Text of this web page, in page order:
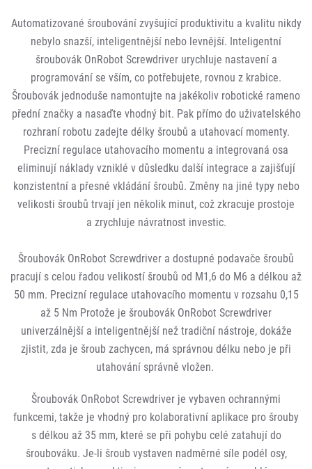
Automatizované šroubování zvyšující produktivitu a kvalitu nikdy
nebylo snazší, inteligentnější nebo levnější. Inteligentní
šroubovák OnRobot Screwdriver urychluje nastavení a
programování se vším, co potřebujete, rovnou z krabice.
Šroubovák jednoduše namontujte na jakékoliv robotické rameno
přední značky a nasaďte vhodný bit. Pak přímo do uživatelského
rozhraní robotu zadejte délky šroubů a utahovací momenty.
Precizní regulace utahovacího momentu a integrovaná osa
eliminují náklady vzniklé v důsledku další integrace a zajišťují
konzistentní a přesné vkládání šroubů. Změny na jiné typy nebo
velikosti šroubů trvají jen několik minut, což zkracuje prostoje
a zrychluje návratnost investic.
Šroubovák OnRobot Screwdriver a dostupné podavače šroubů
pracují s celou řadou velikostí šroubů od M1,6 do M6 a délkou až
50 mm. Precizní regulace utahovacího momentu v rozsahu 0,15
až 5 Nm Protože je šroubovák OnRobot Screwdriver
univerzálnější a inteligentnější než tradiční nástroje, dokáže
zjistit, zda je šroub zachycen, má správnou délku nebo je při
utahování správně vložen.
Šroubovák OnRobot Screwdriver je vybaven ochrannými
funkcemi, takže je vhodný pro kolaborativní aplikace pro šrouby
s délkou až 35 mm, které se při pohybu celé zatahují do
šroubováku. Je-li šroub vystaven nadměrné síle podél osy,